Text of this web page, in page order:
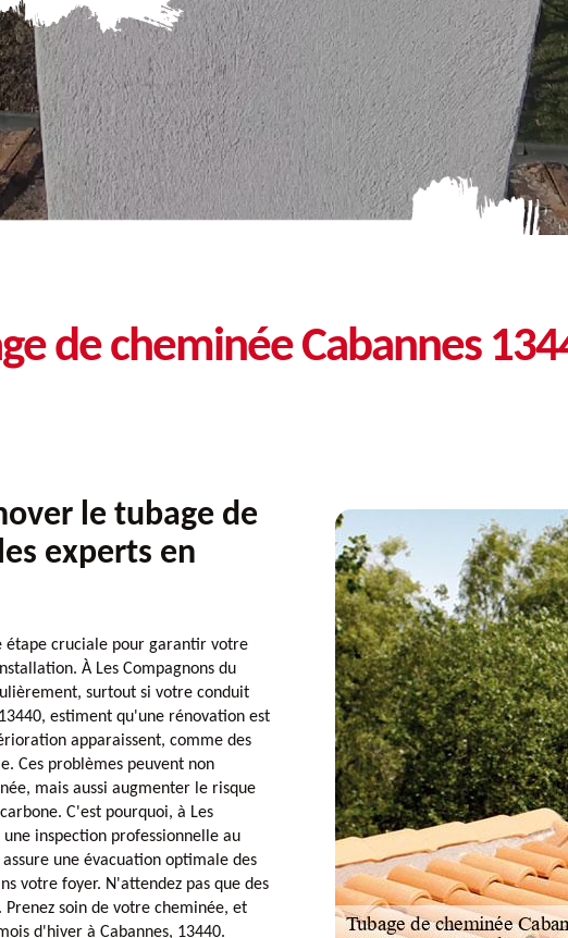
de cheminée Cabannes
le tubage de
experts en
étape cruciale pour garantir votre
À Les Compagnons du
surtout si votre conduit
estiment qu'une rénovation est
apparaissent, comme des
Ces problèmes peuvent non
mais aussi augmenter le risque
C'est pourquoi, à Les
inspection professionnelle au
une évacuation optimale des
votre foyer. N'attendez pas que des
soin de votre cheminée, et
d'hiver à Cabannes, 13440.